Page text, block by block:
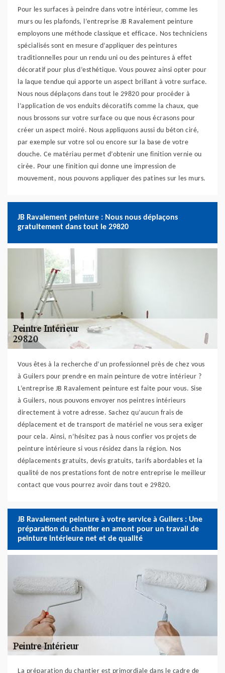
Pour les surfaces à peindre dans votre intérieur, comme les
murs ou les plafonds, l’entreprise JB Ravalement peinture
employons une méthode classique et efficace. Nos techniciens
spécialisés sont en mesure d’appliquer des peintures
traditionnelles pour un rendu uni ou des peintures à effet
décoratif pour plus d’esthétique. Vous pouvez ainsi opter pour
la laque tendue qui apporte un aspect brillant à votre surface.
Nous nous déplaçons dans tout le 29820 pour procéder à
l’application de vos enduits décoratifs comme la chaux, que
nous brossons sur votre surface ou que nous écrasons pour
créer un aspect moiré. Nous appliquons aussi du béton ciré,
par exemple sur votre sol ou encore sur la base de votre
douche. Ce matériau permet d’obtenir une finition vernie ou
cirée. Pour une finition qui donne une impression de
mouvement, nous pouvons appliquer des patines sur les murs.
JB Ravalement peinture : Nous nous déplaçons
gratuitement dans tout le 29820
Vous êtes à la recherche d’un professionnel près de chez vous
à Guilers pour prendre en main peinture de votre intérieur ?
L’entreprise JB Ravalement peinture est faite pour vous. Sise
à Guilers, nous pouvons envoyer nos peintres intérieurs
directement à votre adresse. Sachez qu’aucun frais de
déplacement et de transport de matériel ne vous sera exiger
pour cela. Ainsi, n’hésitez pas à nous confier vos projets de
peinture intérieure si vous résidez dans la région. Nos
déplacements gratuits, devis gratuits, tarifs abordables et la
qualité de nos prestations font de notre entreprise le meilleur
contact que vous pourrez avoir dans tout e 29820.
JB Ravalement peinture à votre service à Guilers : Une
préparation du chantier en amont pour un travail de
peinture intérieure net et de qualité
La préparation du chantier est primordiale dans le cadre de